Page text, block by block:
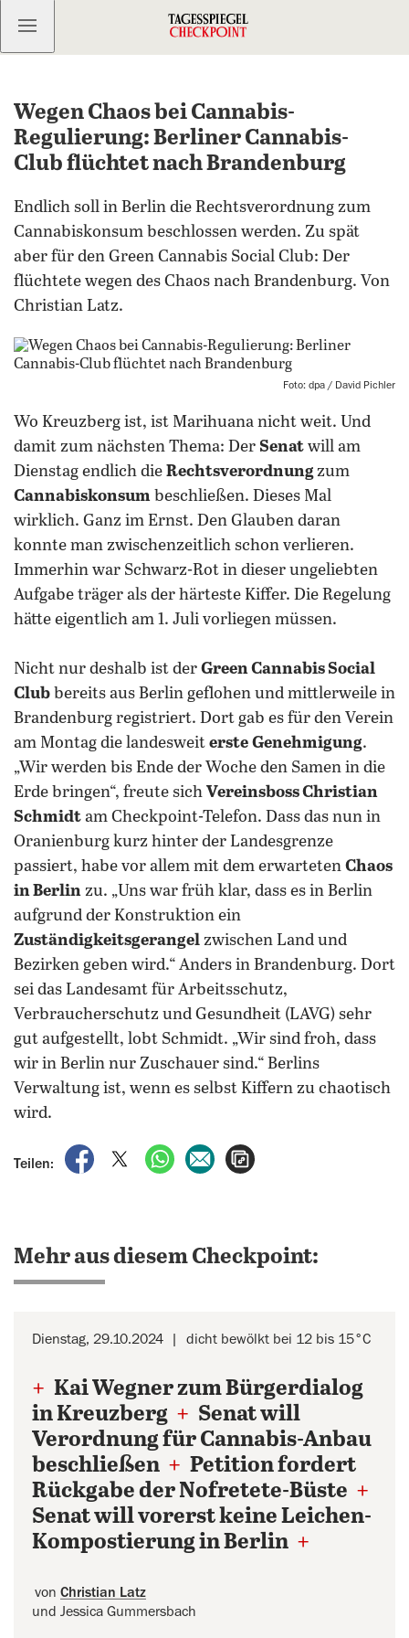
Kostenlos anmelden
Wegen Chaos bei Cannabis-
Regulierung: Berliner Cannabis-
Club flüchtet nach Brandenburg
Endlich soll in Berlin die Rechtsverordnung zum
Cannabiskonsum beschlossen werden. Zu spät
aber für den Green Cannabis Social Club: Der
flüchtete wegen des Chaos nach Brandenburg. Von
Christian Latz.
Foto: dpa / David Pichler
Wo Kreuzberg ist, ist Marihuana nicht weit. Und
damit zum nächsten Thema: Der Senat will am
Dienstag endlich die Rechtsverordnungzum
Cannabiskonsum beschließen. Dieses Mal
wirklich. Ganz im Ernst. Den Glauben daran
konnte man zwischenzeitlich schon verlieren.
Immerhin war Schwarz-Rot in dieser ungeliebten
Aufgabe träger als der härteste Kiffer. Die Regelung
hätte eigentlich am 1. Juli vorliegen müssen.
Nicht nur deshalb ist der Green Cannabis Social
Club bereits aus Berlin geflohen und mittlerweile in
Brandenburg registriert. Dort gab es für den Verein
am Montag die landesweit erste Genehmigung.
„Wir werden bis Ende der Woche den Samen in die
Erde bringen“, freute sich Vereinsboss Christian
Schmidt am Checkpoint-Telefon. Dass das nun in
Oranienburg kurz hinter der Landesgrenze
passiert, habe vor allem mit dem erwarteten Chaos
in Berlin zu. „Uns war früh klar, dass es in Berlin
aufgrund der Konstruktion ein
Zuständigkeitsgerangel zwischen Land und
Bezirken geben wird.“ Anders in Brandenburg. Dort
sei das Landesamt für Arbeitsschutz,
Verbraucherschutz und Gesundheit (LAVG) sehr
gut aufgestellt, lobt Schmidt. „Wir sind froh, dass
wir in Berlin nur Zuschauer sind.“ Berlins
Verwaltung ist, wenn es selbst Kiffern zu chaotisch
wird.
Teilen:
auf Facebook teilen
auf X teilenper WhatsApp teilen
per E-Mail teilen
Mehr aus diesem Checkpoint:
Dienstag, 29.10.2024 dicht bewölkt bei 12 bis 15°C
+ Kai Wegner zum Bürgerdialog
in Kreuzberg + Senat will
Verordnung für Cannabis-Anbau
beschließen + Petition fordert
Rückgabe der Nofretete-Büste +
Senat will vorerst keine Leichen-
Kompostierung in Berlin +
von Christian Latz
und Jessica Gummersbach